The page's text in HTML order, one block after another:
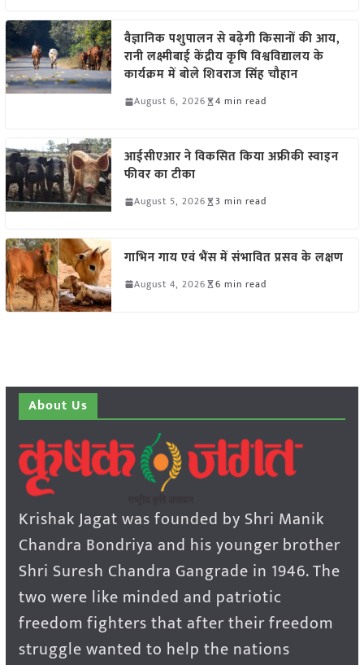
वैज्ञानिक पशुपालन से बढ़ेगी किसानों की आय,
रानी लक्ष्मीबाई केंद्रीय कृषि विश्वविद्यालय के
कार्यक्रम में बोले शिवराज सिंह चौहान
August 6, 2026 4 min read
आईसीएआर ने विकसित किया अफ्रीकी स्वाइन
फीवर का टीका
August 5, 2026 3 min read
गाभिन गाय एवं भैंस में संभावित प्रसव के लक्षण
August 4, 2026 6 min read
About Us
Krishak Jagat was founded by Shri Manik
Chandra Bondriya and his younger brother
Shri Suresh Chandra Gangrade in 1946. The
two were like minded and patriotic
freedom fighters that after their freedom
struggle wanted to help the nations